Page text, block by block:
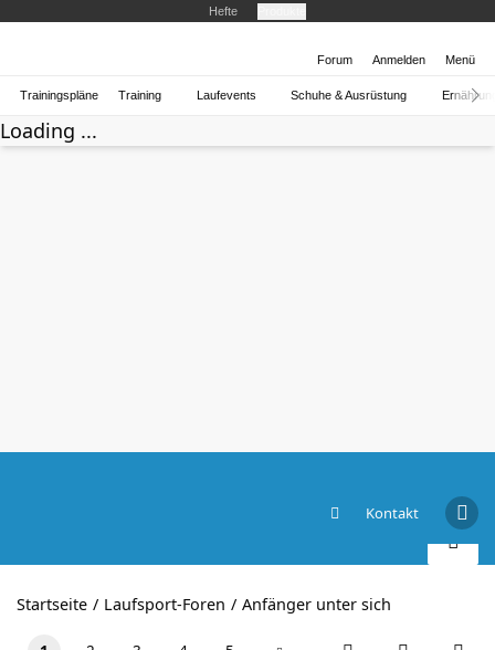
Hefte
Forum Anmelden Menü
Trainingspläne Training Laufevents Schuhe & Ausrüstung
Loading ...
Kontakt
Startseite Laufsport-Foren Anfänger unter sich